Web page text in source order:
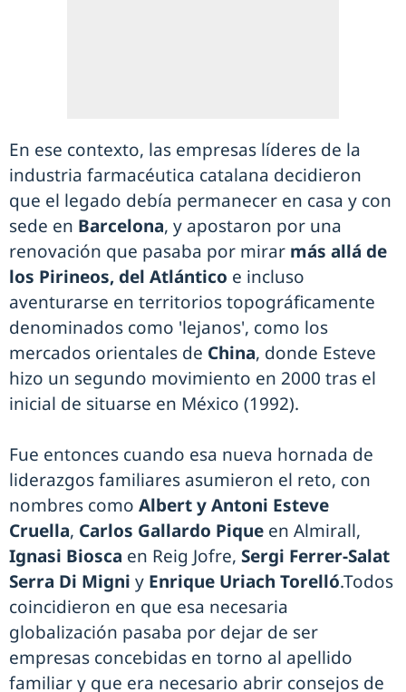
En ese contexto, las empresas líderes de la
industria farmacéutica catalana decidieron
que el legado debía permanecer en casa y con
sede en Barcelona, y apostaron por una
renovación que pasaba por mirar más allá de
los Pirineos, del Atlántico e incluso
aventurarse en territorios topográficamente
denominados como 'lejanos', como los
mercados orientales de China, donde Esteve
hizo un segundo movimiento en 2000 tras el
inicial de situarse en México (1992).
Fue entonces cuando esa nueva hornada de
liderazgos familiares asumieron el reto, con
nombres como Albert y Antoni Esteve
Cruella, Carlos Gallardo Pique en Almirall,
Ignasi Biosca en Reig Jofre, Sergi Ferrer-Salat
Serra Di Migni y Enrique Uriach Torelló.Todos
coincidieron en que esa necesaria
globalización pasaba por dejar de ser
empresas concebidas en torno al apellido
familiar y que era necesario abrir consejos de